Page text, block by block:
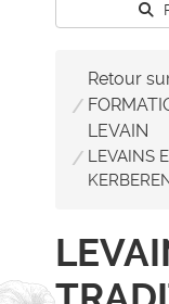
Retour
LEVAIN
LEVAINS